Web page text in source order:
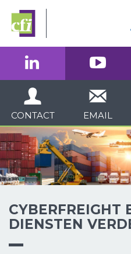
CONTACT EMAIL
CYBERFREIGHT
DIENSTEN